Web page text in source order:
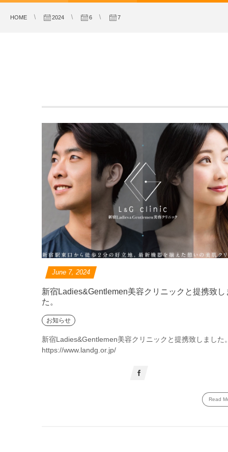
HOME 2024 6 7
June 7,2024
新宿Ladies&Gentlemen美容クリニックと提携致し
た。
お知らせ
新宿Ladies&Gentlemen美容クリニックと提携致しました
https://www.landg.or.jp/
Read